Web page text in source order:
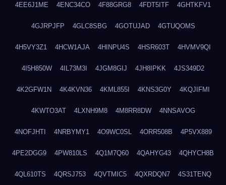
4EE6J1ME 4ENC34CO 4F88GRG8 4FDT5ITF 4GHTKFV1
4GJRPJFP 4GLC8SBG 4GOTUJAD 4GTUQOMS
4H5VY3Z1 4HCW1AJA 4HINPU4S 4HSR603T 4HVMV9QI
4I5H850W 4IL73M3I 4JGM8GIJ 4JH8IPKK 4JS349D2
4K2GFW1N 4K4KVN36 4KML855I 4KNS3G0Y 4KQJIFMI
4KWTO3AT 4LXNH9M8 4M8RR8DW 4NNSAVOG
4NOFJHTI 4NRBYMY1 4O9WC0SL 4ORR508B 4P5VX889
4PE2DGG9 4PW810LS 4Q1M7Q60 4QAHYG43 4QHYCH8B
4QL610TS 4QRSJ753 4QVTMIC5 4QXRDQN7 4S31TENQ